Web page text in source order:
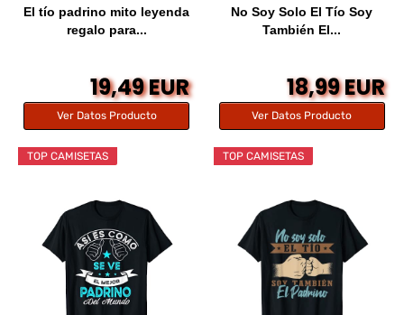
El tío padrino mito leyenda
regalo para...
19,49 EUR
Ver Datos Producto
No Soy Solo El Tío Soy
También El...
18,99 EUR
Ver Datos Producto
TOP CAMISETAS TOP CAMISETAS